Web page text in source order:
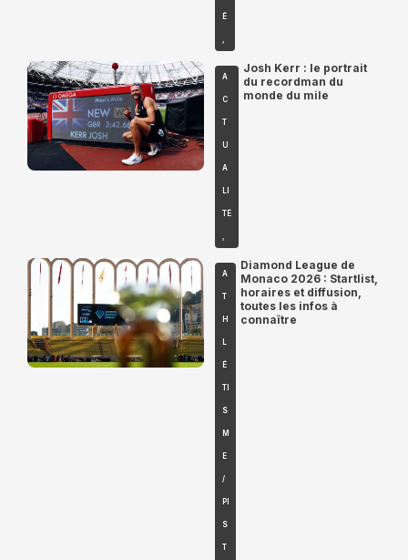
É
,
A
C
T
U
A
LI
TÉ
,
Josh Kerr : le portrait
du recordman du
monde du mile
A
T
H
L
É
TI
S
M
E
/
PI
S
T
Diamond League de
Monaco 2026 : Startlist,
horaires et diffusion,
toutes les infos à
connaître